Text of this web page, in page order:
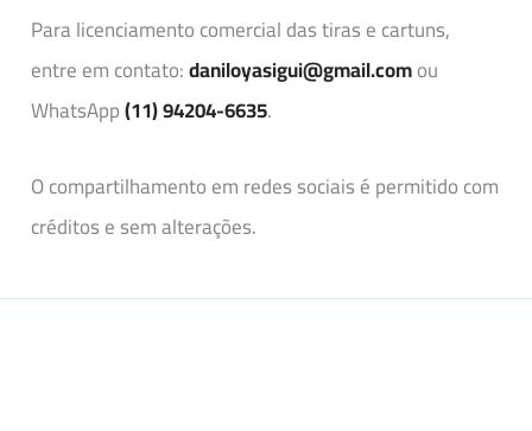
Para licenciamento comercial das tiras e cartuns,
entre em contato:daniloyasigui@gmail.comou
WhatsApp(11) 94204-6635.
O compartilhamento em redes sociais é permitido com
créditos e sem alterações.